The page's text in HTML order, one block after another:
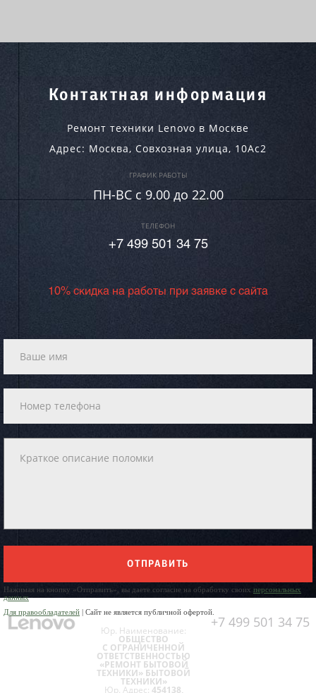
Контактная информация
Ремонт техники Lenovo в Москве
Адрес: Москва, Совхозная улица, 10Ас2
ГРАФИК РАБОТЫ
ПН-ВC c 9.00 до 22.00
ТЕЛЕФОН
+7 499 501 34 75
10% скидка на работы при заявке с сайта
ОТПРАВИТЬ
Нажимая на кнопку «Отправить», вы даете согласие на обработку своих персональных
данных
Для правообладателей | Сайт не является публичной офертой.
+7 499 501 34 75
Юр. Наименование:
ОБЩЕСТВО
С ОГРАНИЧЕННОЙ
ОТВЕТСТВЕННОСТЬЮ
«РЕМОНТ БЫТОВОЙ
ТЕХНИКИ» БЫТОВОЙ
ТЕХНИКИ»
Юр. Адрес: 454138,